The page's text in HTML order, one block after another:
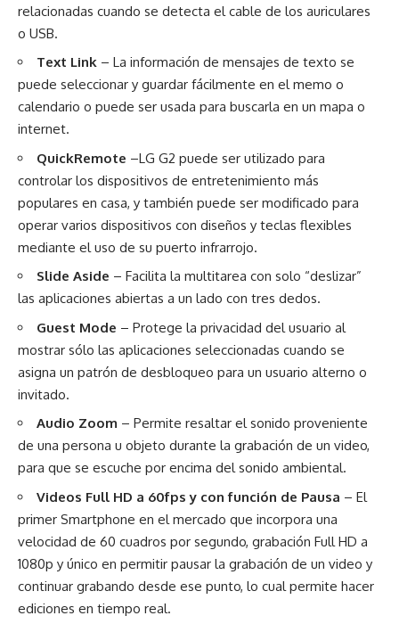
relacionadas cuando se detecta el cable de los auriculares
o USB.
Text Link – La información de mensajes de texto se
puede seleccionar y guardar fácilmente en el memo o
calendario o puede ser usada para buscarla en un mapa o
internet.
QuickRemote –LG G2 puede ser utilizado para
controlar los dispositivos de entretenimiento más
populares en casa, y también puede ser modificado para
operar varios dispositivos con diseños y teclas flexibles
mediante el uso de su puerto infrarrojo.
Slide Aside – Facilita la multitarea con solo “deslizar”
las aplicaciones abiertas a un lado con tres dedos.
Guest Mode – Protege la privacidad del usuario al
mostrar sólo las aplicaciones seleccionadas cuando se
asigna un patrón de desbloqueo para un usuario alterno o
invitado.
Audio Zoom – Permite resaltar el sonido proveniente
de una persona u objeto durante la grabación de un video,
para que se escuche por encima del sonido ambiental.
Videos Full HD a 60fps y con función de Pausa – El
primer Smartphone en el mercado que incorpora una
velocidad de 60 cuadros por segundo, grabación Full HD a
1080p y único en permitir pausar la grabación de un video y
continuar grabando desde ese punto, lo cual permite hacer
ediciones en tiempo real.